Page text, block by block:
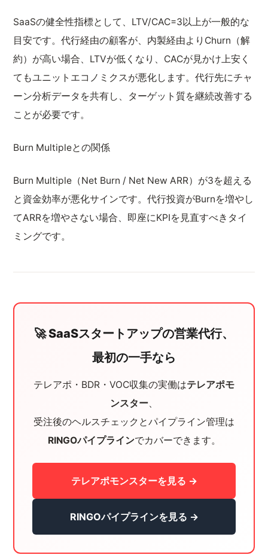
SaaSの健全性指標として、LTV/CAC=3以上が一般的な
目安です。代行経由の顧客が、内製経由よりChurn（解
約）が高い場合、LTVが低くなり、CACが見かけ上安く
てもユニットエコノミクスが悪化します。代行先にチャ
ーン分析データを共有し、ターゲット質を継続改善する
ことが必要です。
Burn Multipleとの関係
Burn Multiple（Net Burn / Net New ARR）が3を超える
と資金効率が悪化サインです。代行投資がBurnを増やし
てARRを増やさない場合、即座にKPIを見直すべきタイ
ミングです。
🚀 SaaSスタートアップの営業代行、
最初の一手なら
テレアポ・BDR・VOC収集の実働はテレアポモ
ンスター、
受注後のヘルスチェックとパイプライン管理は
RINGOパイプラインでカバーできます。
テレアポモンスターを見る →
RINGOパイプラインを見る →